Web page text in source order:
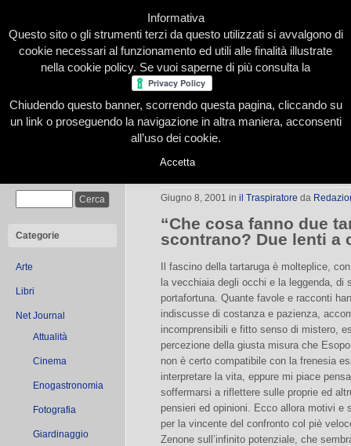
Home Presentazione Redazione Le nostre firme
Categorie
Arte
Libri
Net Journal
Attualità
Cinema
Enogastronomia
Fotografia
Giardinaggio
Due tartarughe
Giugno 8, 2001 in il Traspiratore da
“Che cosa fanno due
scontrano? Due lenti a
Il fascino della tartaruga è molteplice,
la vecchiaia degli occhi e la leggenda, di
portafortuna. Quante favole e racconti
indiscusse di costanza e pazienza,
incomprensibili e fitto senso di mistero,
percezione della giusta misura che
non è certo compatibile con la frenesia
interpretare la vita, eppure mi piace
soffermarsi a riflettere sulle proprie ed
pensieri ed opinioni. Ecco allora motivi e
per la vincente del confronto col piè
Zenone sull’infinito potenziale, che
Informativa
Questo sito o gli strumenti terzi da questo utilizzati si avvalgono di
cookie necessari al funzionamento ed utili alle finalità illustrate
nella cookie policy. Se vuoi saperne di più consulta la
Chiudendo questo banner, scorrendo questa pagina, cliccando su
un link o proseguendo la navigazione in altra maniera, acconsenti
all’uso dei cookie.
Accetta